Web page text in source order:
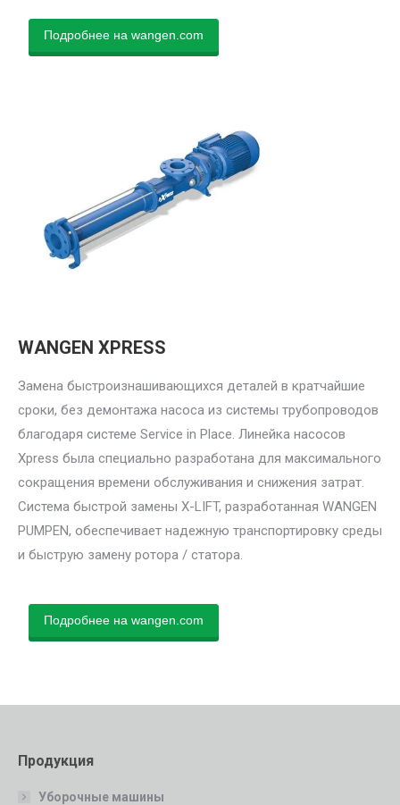
Подробнее на wangen.com
WANGEN XPRESS
Замена быстроизнашивающихся деталей в кратчайшие
сроки, без демонтажа насоса из системы трубопроводов
благодаря системе Service in Place. Линейка насосов
Xpress была специально разработана для максимального
сокращения времени обслуживания и снижения затрат.
Система быстрой замены X-LIFT, разработанная WANGEN
PUMPEN, обеспечивает надежную транспортировку среды
и быструю замену ротора / статора.
Подробнее на wangen.com
Продукция
Уборочные машины